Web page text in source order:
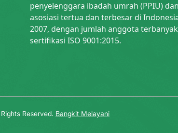
penyelenggara ibadah umrah (PPIU)
asosiasi tertua dan terbesar di
2007, dengan jumlah anggota
sertifikasi ISO 9001:2015.
Reserved. Bangkit Melayani